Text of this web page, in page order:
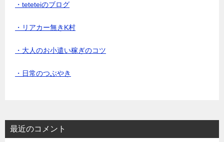
・teteteiのブログ
・リアカー無きK村
・大人のお小遣い稼ぎのコツ
・日常のつぶやき
最近のコメント